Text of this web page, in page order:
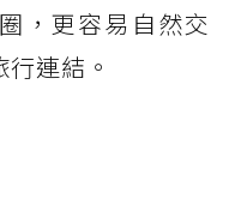
，更容易自然交
連結。